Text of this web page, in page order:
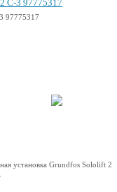
97775317
установка Grundfos Sololift 2